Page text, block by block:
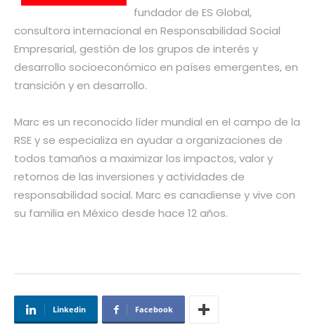
fundador de ES Global,
consultora internacional en Responsabilidad Social
Empresarial, gestión de los grupos de interés y
desarrollo socioeconómico en países emergentes, en
transición y en desarrollo.
Marc es un reconocido líder mundial en el campo de la
RSE y se especializa en ayudar a organizaciones de
todos tamaños a maximizar los impactos, valor y
retornos de las inversiones y actividades de
responsabilidad social. Marc es canadiense y vive con
su familia en México desde hace 12 años.
Linkedin Facebook